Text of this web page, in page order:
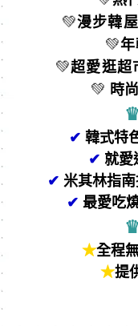
💚漫步韓
💚
💚超愛逛超
💚 時
✔ 韓式特
✔ 就愛
✔ 米其林指
✔ 最愛吃
★全程
★提